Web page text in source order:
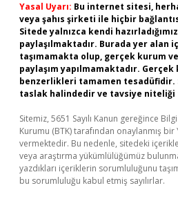
Yasal Uyarı: Bu internet sitesi,
veya şahıs şirketi ile hiçbir
Sitede yalnızca kendi
paylaşılmaktadır. Burada yer alan
taşımamakta olup, gerçek kurum
paylaşım yapılmamaktadır.
benzerlikleri tamamen
taslak halindedir ve tavsiye niteliği
Sitemiz, 5651 Sayılı Kanun gereğince
Kurumu (BTK) tarafından onaylanmış bir
vermektedir. Bu nedenle, sitedeki
veya araştırma yükümlülüğümüz
yazdıkları içeriklerin sorumluluğunu
bu sorumluluğu kabul etmiş sayılırlar.